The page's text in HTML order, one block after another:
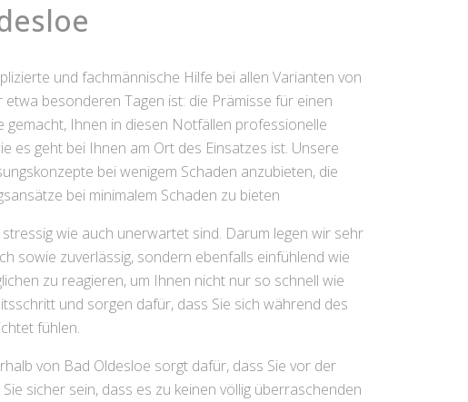
und fachmännische Hilfe bei allen Varianten von
besonderen Tagen ist: die Prämisse für einen
Ihnen in diesen Notfällen professionelle
es geht bei Ihnen am Ort des Einsatzes ist. Unsere
bei wenigem Schaden anzubieten, die
bei minimalem Schaden zu bieten
wie auch unerwartet sind. Darum legen wir sehr
sowie zuverlässig, sondern ebenfalls einfühlend wie
zu reagieren, um Ihnen nicht nur so schnell wie
und sorgen dafür, dass Sie sich während des
fühlen.
von Bad Oldesloe sorgt dafür, dass Sie vor der
sicher sein, dass es zu keinen völlig überraschenden